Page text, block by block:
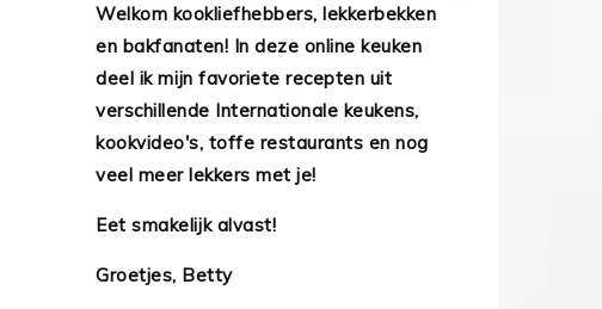
Welkom kookliefhebbers, lekkerbekken
en bakfanaten! In deze online keuken
deel ik mijn favoriete recepten uit
verschillende Internationale keukens,
kookvideo's, toffe restaurants en nog
veel meer lekkers met je!
Eet smakelijk alvast!
Groetjes, Betty